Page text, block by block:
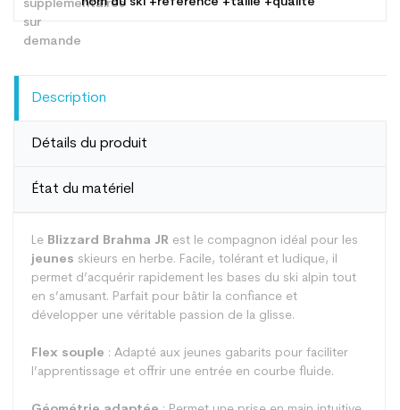
Description
Détails du produit
État du matériel
Le Blizzard Brahma JR est le compagnon idéal pour les
jeunes skieurs en herbe. Facile, tolérant et ludique, il
permet d’acquérir rapidement les bases du ski alpin tout
en s’amusant. Parfait pour bâtir la confiance et
développer une véritable passion de la glisse.
Flex souple : Adapté aux jeunes gabarits pour faciliter
l’apprentissage et offrir une entrée en courbe fluide.